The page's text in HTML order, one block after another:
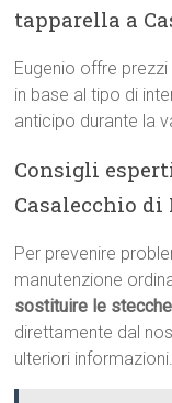
tapparella a
Eugenio offre
in base al tipo di
anticipo durante la
Consigli
Casalecchio di
Per prevenire
manutenzione
sostituire le
direttamente dal
ulteriori informazioni.